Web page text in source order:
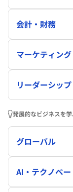
会計・財務
マーケティング
リーダーシップ
発展的なビジネスを
グローバル
AI・テクノベー